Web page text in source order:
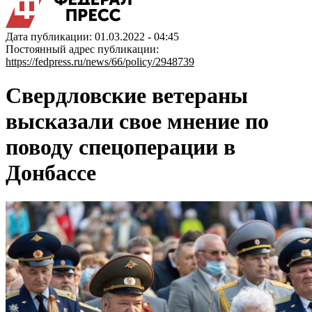
Дата публикации: 01.03.2022 - 04:45
Постоянный адрес публикации:
https://fedpress.ru/news/66/policy/2948739
Свердловские ветераны
высказали свое мнение по
поводу спецоперации в
Донбассе